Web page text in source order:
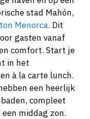
stad Mahón,
Menorca. Dit
gasten vanaf
comfort. Start je
in het
à la carte lunch.
een heerlijk
compleet
middag zon.